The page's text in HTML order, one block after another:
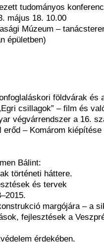
tudományos
május 18. 10.00
Múzeum –
épületben)
földvárak és
csillagok” – film és
végvárrendszer a 16.
erőd – Komárom kiépítése
Bálint:
történeti háttere.
és tervek
margójára – a
fejlesztések a
érdekében.